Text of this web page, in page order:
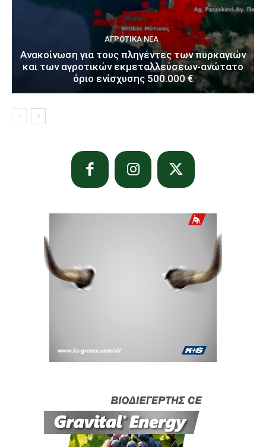
ΑΓΡΟΤΙΚΆ ΝΈΑ
Ανακοίνωση για τους πληγέντες των πυρκαγιών
και των αγροτικών εκμεταλλεύσεων-ανώτατο
όριο ενίσχυσης 500.000 €